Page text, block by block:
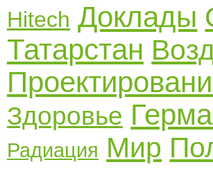
Hitech Доклады
Татарстан
Здоровье
Радиация Мир